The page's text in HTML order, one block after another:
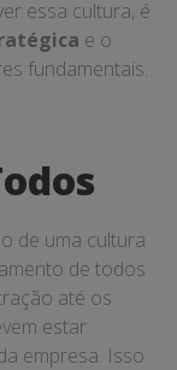
essa cultura, é
e o
fundamentais.
de uma cultura
de todos
até os
estar
empresa. Isso